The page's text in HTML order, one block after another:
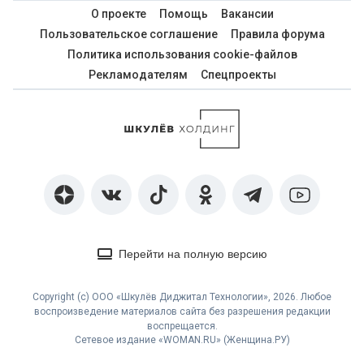
О проекте Помощь
Вакансии
Пользовательское соглашение
Правила форума
Политика использования cookie-файлов
Рекламодателям
Спецпроекты
Перейти на полную версию
Copyright (с) ООО «Шкулёв Диджитал Технологии», 2026. Любое
воспроизведение материалов сайта без разрешения редакции
воспрещается.
Сетевое издание «WOMAN.RU» (Женщина.РУ)